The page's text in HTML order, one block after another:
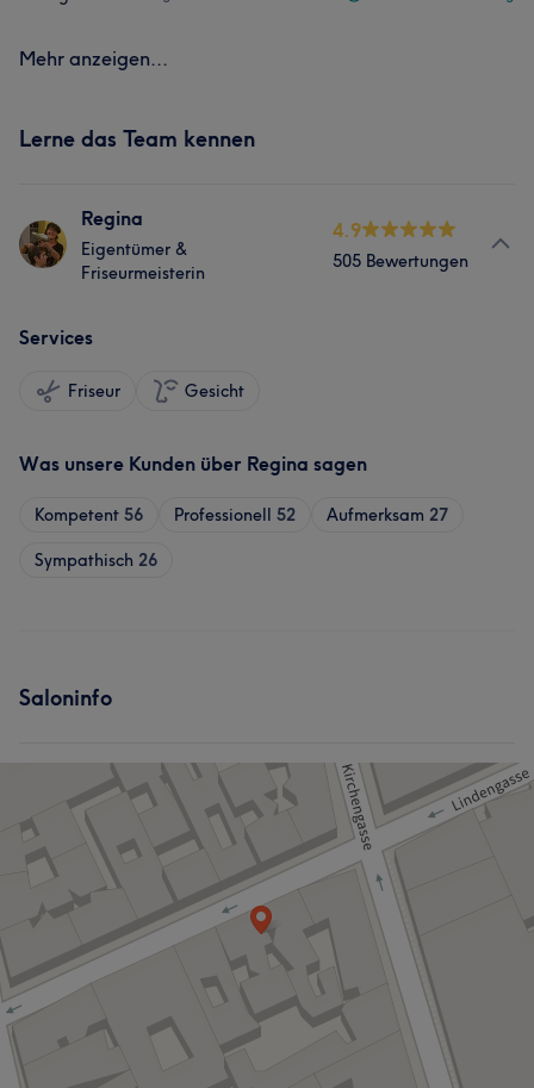
Mehr anzeigen...
Lerne das Team kennen
Regina
Eigentümer &
Friseurmeisterin
4.9
505 Bewertungen
Services
Friseur Gesicht
Was unsere Kunden über Regina sagen
Kompetent 56 Professionell 52 Aufmerksam 27
Sympathisch 26
Saloninfo